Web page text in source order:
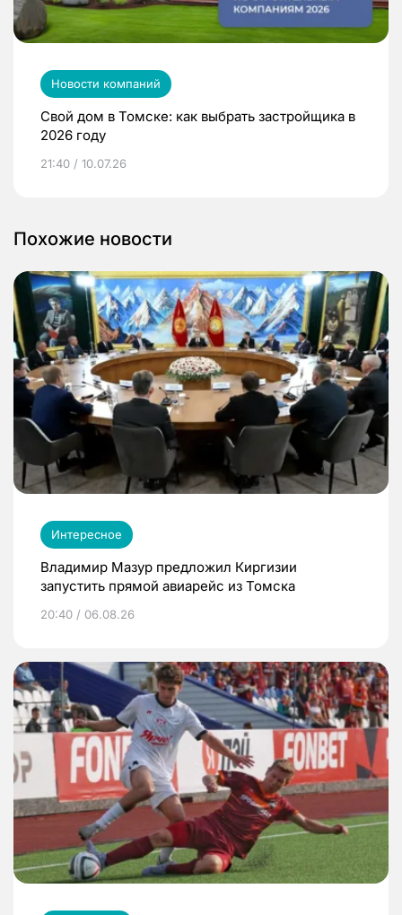
Новости компаний
Свой дом в Томске: как выбрать застройщика в
2026 году
21:40 / 10.07.26
Похожие новости
Интересное
Владимир Мазур предложил Киргизии
запустить прямой авиарейс из Томска
20:40 / 06.08.26